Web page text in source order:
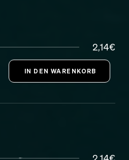
2,14€